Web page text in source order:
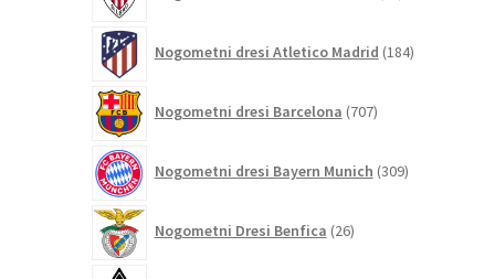
Nogometni dresi Atletico Madrid 184izdelkov
Nogometni dresi Barcelona 707izdelkov
Nogometni dresi Bayern Munich 309izdelkov
Nogometni Dresi Benfica 26izdelkov